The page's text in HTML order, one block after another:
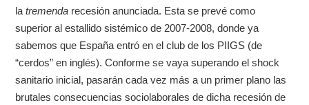
la tremendarecesión anunciada. Esta se prevé como
superior al estallido sistémico de 2007-2008, donde ya
sabemos que España entró en el club de los PIIGS (de
“cerdos” en inglés). Conforme se vaya superando el shock
sanitario inicial, pasarán cada vez más a un primer plano las
brutales consecuencias sociolaborales de dicha recesión de